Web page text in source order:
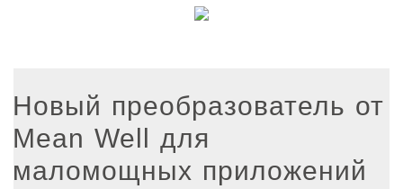
Новый преобразователь от
Mean Well для
маломощных приложений